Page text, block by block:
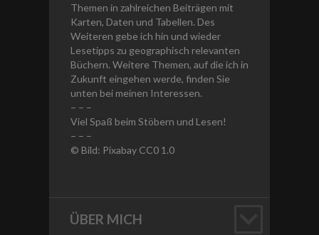
Themen in zahlreichen Beiträgen mit
Karten, Daten und Tabellen. Des
Weiteren gebe ich hin und wieder
Lesetipps zu geographisch relevanten
Büchern. Weitere Themen, auf die ich in
Zukunft eingehen werde, finden Sie
unten bei meinen Interessen.
– – –
Viel Spaß beim Stöbern und Lesen!
– – –
© Bild: Pixabay CC0 1.0
ÜBER MICH